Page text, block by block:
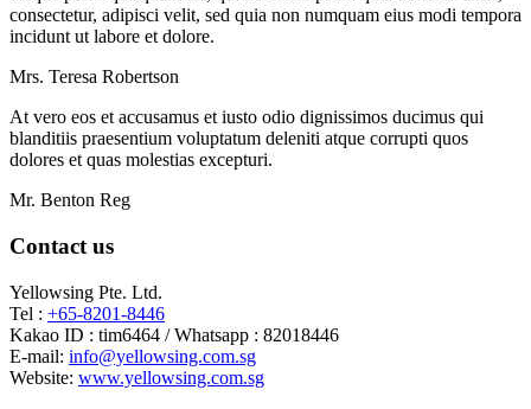
consectetur, adipisci velit, sed quia non numquam eius modi tempora
incidunt ut labore et dolore.
Mrs. Teresa Robertson
At vero eos et accusamus et iusto odio dignissimos ducimus qui
blanditiis praesentium voluptatum deleniti atque corrupti quos
dolores et quas molestias excepturi.
Mr. Benton Reg
Contact us
Yellowsing Pte. Ltd.
Tel : +65-8201-8446
Kakao ID : tim6464 / Whatsapp : 82018446
E-mail: info@yellowsing.com.sg
Website: www.yellowsing.com.sg